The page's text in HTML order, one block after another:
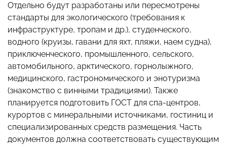
Отдельно будут разработаны или пересмотрены
стандарты для экологического (требования к
инфраструктуре, тропам и др.), студенческого,
водного (круизы, гавани для яхт, пляжи, наем судна),
приключенческого, промышленного, сельского,
автомобильного, арктического, горнолыжного,
медицинского, гастрономического и энотуризма
(знакомство с винными традициями). Также
планируется подготовить ГОСТ для спа-центров,
курортов с минеральными источниками, гостиниц и
специализированных средств размещения. Часть
документов должна соответствовать существующим